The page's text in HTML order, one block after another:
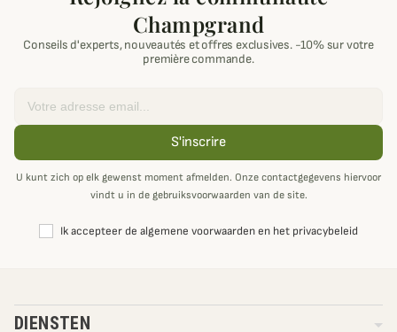
Champgrand
Conseils d'experts, nouveautés et offres exclusives. -10% sur votre
première commande.
S'inscrire
U kunt zich op elk gewenst moment afmelden. Onze contactgegevens hiervoor
vindt u in de gebruiksvoorwaarden van de site.
Ik accepteer de algemene voorwaarden en het privacybeleid
DIENSTEN